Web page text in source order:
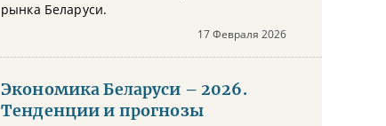
рынка Беларуси.
17 Февраля 2026
Экономика Беларуси – 2026.
Тенденции и прогнозы